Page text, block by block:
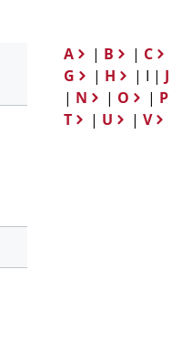
A | B | C
G
| H | I | J
| N | O | P
T
| U |V